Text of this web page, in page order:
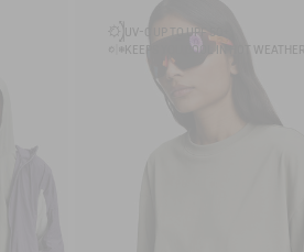
UV-C UP TO UPF 50+
KEEPS YOU COOL IN HOT WEATHER